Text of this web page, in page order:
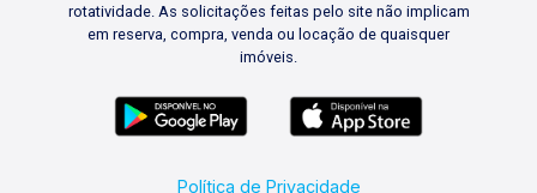
rotatividade. As solicitações feitas pelo site não implicam
em reserva, compra, venda ou locação de quaisquer
imóveis.
Política de Privacidade